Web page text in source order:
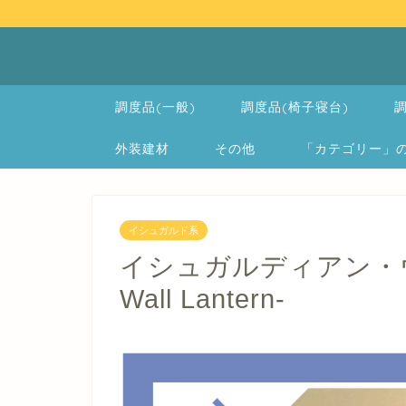
調度品(一般) 調度品(椅子寝台)
外装建材 その他 「カテゴリー
イシュガルド系
イシュガルディアン
Wall Lantern-